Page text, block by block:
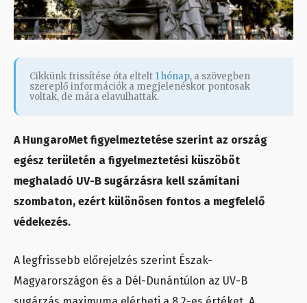
Cikkünk frissítése óta eltelt 1 hónap, a szövegben
szereplő információk a megjelenéskor pontosak
voltak, de mára elavulhattak.
A HungaroMet figyelmeztetése szerint az ország
egész területén a figyelmeztetési küszöböt
meghaladó UV-B sugárzásra kell számítani
szombaton, ezért különösen fontos a megfelelő
védekezés.
A legfrissebb előrejelzés szerint Észak-
Magyarországon és a Dél-Dunántúlon az UV-B